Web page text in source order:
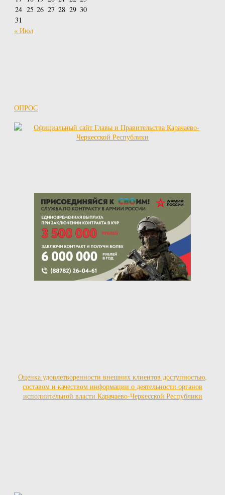
24 25 26 27 28 29 30
31
« Июл
ОПРОС
Оценка удовлетворенности внешних клиентов доступностью,
составом и качеством информации о деятельности органов
исполнительной власти Карачаево-Черкесской Республики